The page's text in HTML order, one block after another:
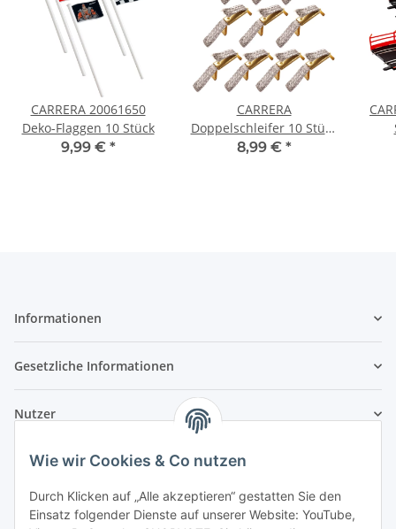
Wie wir Cookies & Co nutzen
Durch Klicken auf „Alle akzeptieren“ gestatten Sie den
Einsatz folgender Dienste auf unserer Website: YouTube,
CARRERA 20061650
Deko-Flaggen 10 Stück
9,99 € *
CARRERA
Doppelschleifer 10 Stück
20061510
8,99 € *
Informationen
Gesetzliche Informationen
Nutzer